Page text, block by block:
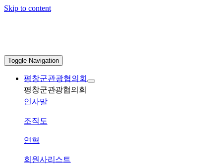
Skip to content
Toggle Navigation
평창군관광협의회
평창군관광협의회
인사말
조직도
연혁
회원사리스트